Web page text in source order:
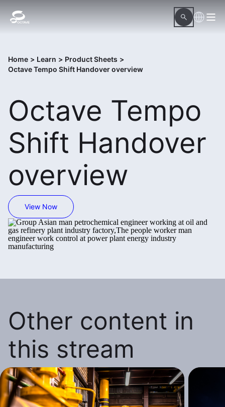
Home > Learn > Product Sheets >
Octave Tempo Shift Handover overview
Octave Tempo
Shift Handover
overview
View Now
Other content in
this stream